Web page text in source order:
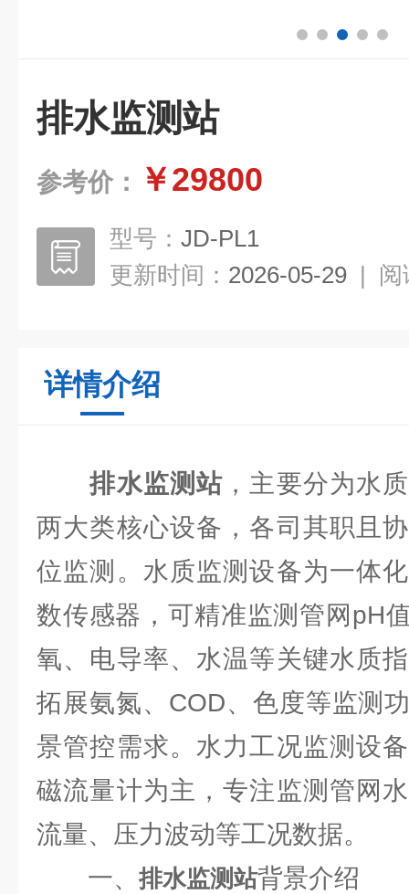
排水监测站
参考价： ￥29800
型号： JD-PL1
更新时间： 2026-05-29 | 阅
详情介绍
排水监测站 ，主要分为水
两大类核心设备，各司其职且
位监测。水质监测设备为一体
数传感器，可精准监测管网pH
氧、电导率、水温等关键水质
拓展氨氮、COD、色度等监测
景管控需求。水力工况监测设
磁流量计为主，专注监测管网
流量、压力波动等工况数据。
一、 排水监测站背景介绍